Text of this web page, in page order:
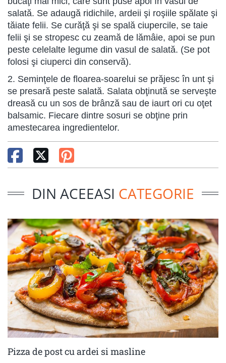
salată. Se adaugă ridichile, ardeii şi roşiile spălate şi
tăiate felii. Se curăţă şi se spală ciupercile, se taie
felii şi se stropesc cu zeamă de lămâie, apoi se pun
peste celelalte legume din vasul de salată. (Se pot
folosi şi ciuperci din conservă).
2. Seminţele de floarea-soarelui se prăjesc în unt şi
se presară peste salată. Salata obţinută se serveşte
dreasă cu un sos de brânză sau de iaurt ori cu oţet
balsamic. Fiecare din­tre sosuri se obţine prin
amestecarea ingredientelor.
DIN ACEEASI CATEGORIE
Pizza de post cu ardei si masline